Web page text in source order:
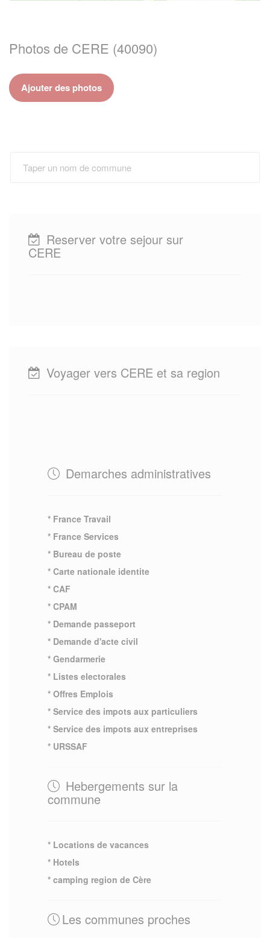
Photos de CERE (40090)
Ajouter des photos
Reserver votre sejour sur
CERE
Voyager vers CERE et sa region
Demarches administratives
* France Travail
* France Services
* Bureau de poste
* Carte nationale identite
* CAF
* CPAM
* Demande passeport
* Demande d'acte civil
* Gendarmerie
* Listes electorales
* Offres Emplois
* Service des impots aux particuliers
* Service des impots aux entreprises
* URSSAF
Hebergements sur la
commune
* Locations de vacances
* Hotels
* camping region de Cère
Les communes proches